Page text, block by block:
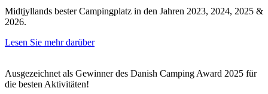
Midtjyllands bester Campingplatz in den Jahren 2023, 2024, 2025 &
2026.
Lesen Sie mehr darüber
Ausgezeichnet als Gewinner des Danish Camping Award 2025 für
die besten Aktivitäten!